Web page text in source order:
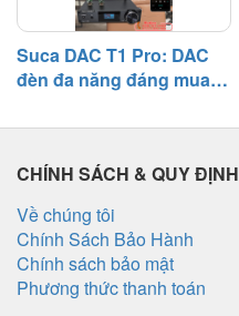
Suca DAC T1 Pro: DAC
đèn đa năng đáng mua
CHÍNH SÁCH & QUY ĐỊNH
Về chúng tôi
Chính Sách Bảo Hành
Chính sách bảo mật
Phương thức thanh toán